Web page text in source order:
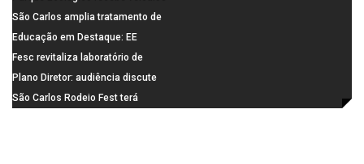
elétricos e moderniza rotina de
manejo dos animais
São Carlos amplia tratamento de
resíduos de saúde com autoclave
de última geração
Educação em Destaque: EE
Visconde da Cunha Bueno, em
Santa Eudóxia, alcança nota 7,8
no IDEB 2025 e celebra conquista
Fesc revitaliza laboratório de
informática da Emeb Ulysses
Picolo
Plano Diretor: audiência discute
mobilidade urbana e infraestrutura
São Carlos Rodeio Fest terá